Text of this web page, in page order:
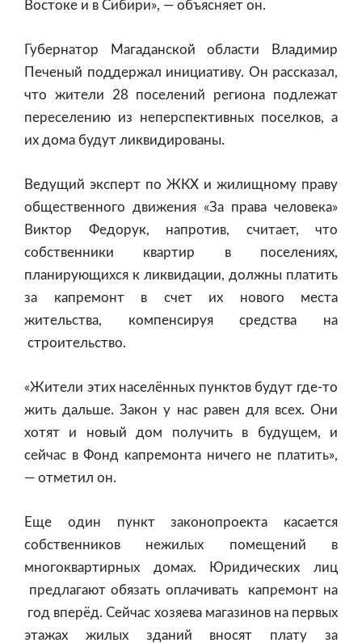
Востоке и в Сибири», — объясняет он.
Губернатор Магаданской области Владимир
Печеный поддержал инициативу. Он рассказал,
что жители 28 поселений региона подлежат
переселению из неперспективных поселков, а
их дома будут ликвидированы.
Ведущий эксперт по ЖКХ и жилищному праву
общественного движения «За права человека»
Виктор Федорук, напротив, считает, что
собственники квартир в поселениях,
планирующихся к ликвидации, должны платить
за капремонт в счет их нового места
жительства, компенсируя средства на
строительство.
«Жители этих населённых пунктов будут где-то
жить дальше. Закон у нас равен для всех. Они
хотят и новый дом получить в будущем, и
сейчас в Фонд капремонта ничего не платить»,
— отметил он.
Еще один пункт законопроекта касается
собственников нежилых помещений в
многоквартирных домах. Юридических лиц
предлагают обязать оплачивать капремонт на
год вперёд. Сейчас хозяева магазинов на первых
этажах жилых зданий вносят плату за